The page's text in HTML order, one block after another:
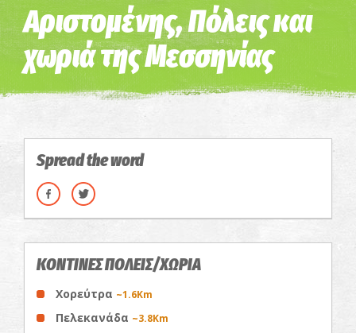
Η εικόνα ενδέχεται να υπόκειται σε πνευματικά δικαιώματα Όροι
Αριστομένης, Πόλεις και
χωριά της Μεσσηνίας
Spread the word
ΚΟΝΤΙΝΕΣ ΠΟΛΕΙΣ/ΧΩΡΙΑ
Χορεύτρα ~1.6Km
Πελεκανάδα ~3.8Km